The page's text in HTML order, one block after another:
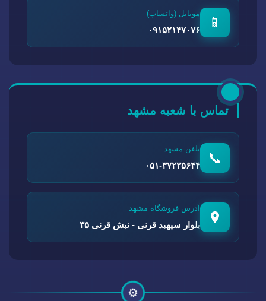
📱
موبایل (واتساپ)
۰۹۱۵۲۱۴۷۰۷۶
تماس با شعبه مشهد
📞
تلفن مشهد
۰۵۱-۳۷۲۳۵۶۴۴
آدرس فروشگاه مشهد
بلوار سپهبد قرنی - نبش قرنی ۳۵
⚙️